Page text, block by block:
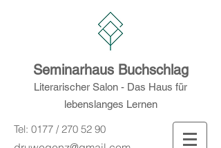
Seminarhaus Buchschlag
Literarischer Salon - Das Haus für
lebenslanges Lernen
Tel: 0177 / 270 52 90